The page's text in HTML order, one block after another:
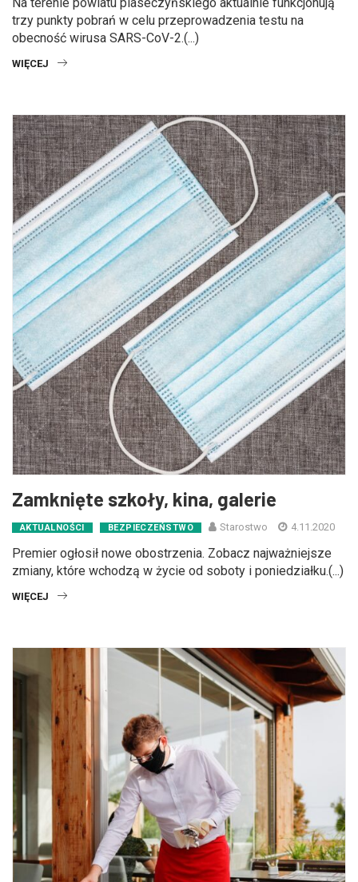
trzy punkty pobrań w celu przeprowadzenia testu na
obecność wirusa SARS-CoV-2.(...)
WIĘCEJ
Zamknięte szkoły, kina, galerie
AKTUALNOŚCI BEZPIECZEŃSTWO Starostwo 4.11.2020
Premier ogłosił nowe obostrzenia. Zobacz najważniejsze
zmiany, które wchodzą w życie od soboty i poniedziałku.(...)
WIĘCEJ